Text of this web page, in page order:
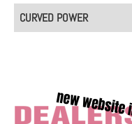
Post
navigation
CURVED POWER